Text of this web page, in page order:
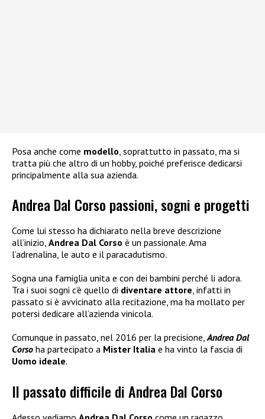
Posa anche come modello , soprattutto in passato, ma si
tratta più che altro di un hobby, poiché preferisce dedicarsi
principalmente alla sua azienda.
Andrea Dal Corso passioni, sogni e progetti
Come lui stesso ha dichiarato nella breve descrizione
all’inizio, Andrea Dal Corso è un passionale. Ama
l’adrenalina, le auto e il paracadutismo.
Sogna una famiglia unita e con dei bambini perché li adora.
Tra i suoi sogni c’è quello di diventare attore, infatti in
passato si è avvicinato alla recitazione, ma ha mollato per
potersi dedicare all’azienda vinicola.
Comunque in passato, nel 2016 per la precisione,Andrea Dal
Corso ha partecipato a Mister Italia e ha vinto la fascia di
Uomo ideale.
Il passato difficile di Andrea Dal Corso